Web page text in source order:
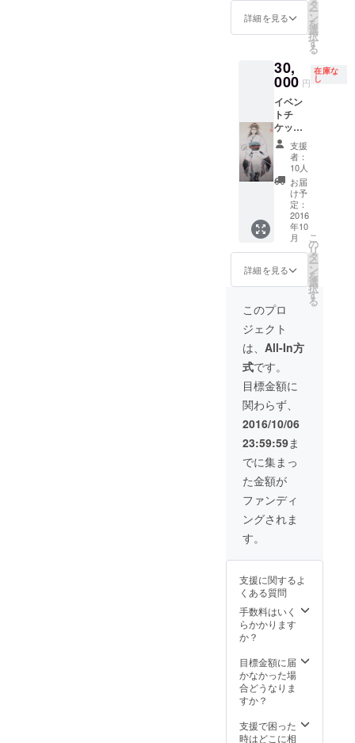
す。
詳細を見る
タ
ー
ン
を
選
択
す
る
30,
000 円
在庫な
し
イベン
トチ
ケット
と、平
良志季
先生の
サイン
入りお
面を送
付しま
す。 10
名様限
定で
す。
支援
者：
10人
お届
け予
定：
2016
年10
月
詳細を見る
こ
の
リ
タ
ー
ン
を
選
択
す
る
このプロ
ジェクト
は、 All-In方
式です。
目標金額に
関わらず、
2016/10/06
23:59:59ま
でに集まっ
た金額が
ファンディ
ングされま
す。
支援に関するよ
くある質問
手数料はいく
らかかります
か？
目標金額に届
かなかった場
合どうなりま
すか？
支援で困った
時はどこに相